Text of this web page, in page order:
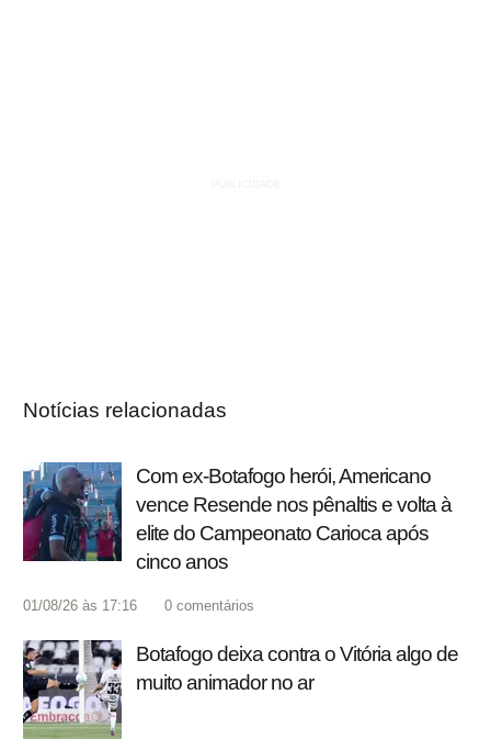
Notícias relacionadas
Com ex-Botafogo herói, Americano
vence Resende nos pênaltis e volta à
elite do Campeonato Carioca após
cinco anos
01/08/26 às 17:16 0 comentários
Botafogo deixa contra o Vitória algo de
muito animador no ar